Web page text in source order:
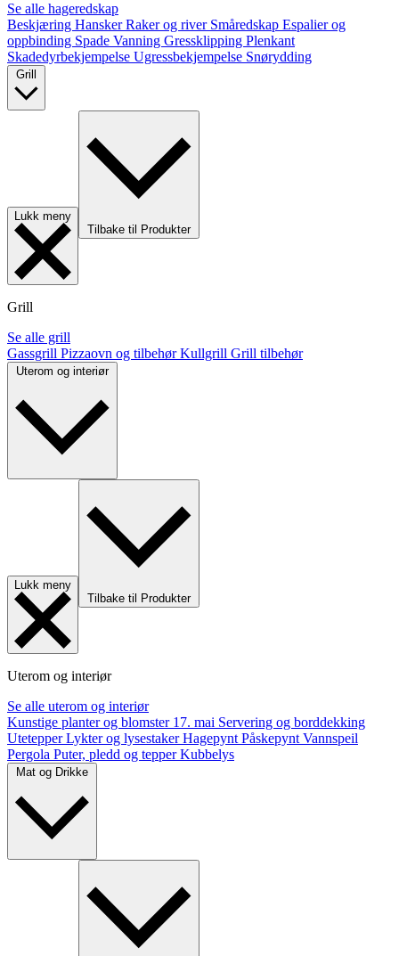
Se alle hageredskap
Beskjæring HanskerRaker og river Småredskap Espalier og
oppbinding Spade Vanning Gressklipping Plenkant
Skadedyrbekjempelse Ugressbekjempelse Snørydding
Lukk meny
Tilbake til Produkter
Grill
Se alle grill
Gassgrill Pizzaovn og tilbehørKullgrill Grill tilbehør
Uterom og interiør
Lukk meny
Tilbake til Produkter
Uterom og interiør
Se alle uterom og interiør
Kunstige planter og blomster 17. mai Servering og borddekking
UtetepperLykter og lysestakerHagepynt Påskepynt Vannspeil
Pergola Puter, pledd og tepperKubbelys